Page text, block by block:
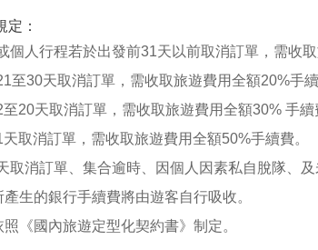
定：
個人行程若於出發前31天以前取消訂單，需收
至30天取消訂單，需收取旅遊費用全額20%手續
20天取消訂單，需收取旅遊費用全額30% 手續
取消訂單，需收取旅遊費用全額50%手續費。
取消訂單、集合逾時、因個人因素私自脫隊、及
生的銀行手續費將由遊客自行吸收。
《國內旅遊定型化契約書》制定。